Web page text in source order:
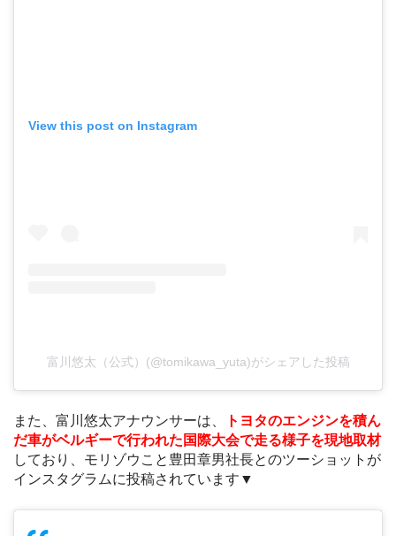
View this post on Instagram
富川悠太（公式）(@tomikawa_yuta)がシェアした投稿
また、富川悠太アナウンサーは、
トヨタのエンジンを積ん
だ車がベルギーで行われた国際大会で走る様子を現地取材
しており、モリゾウこと豊田章男社長とのツーショットが
インスタグラムに投稿されています▼